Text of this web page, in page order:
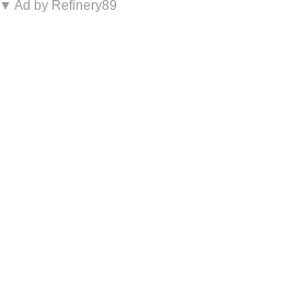
▼ Ad by Refinery89